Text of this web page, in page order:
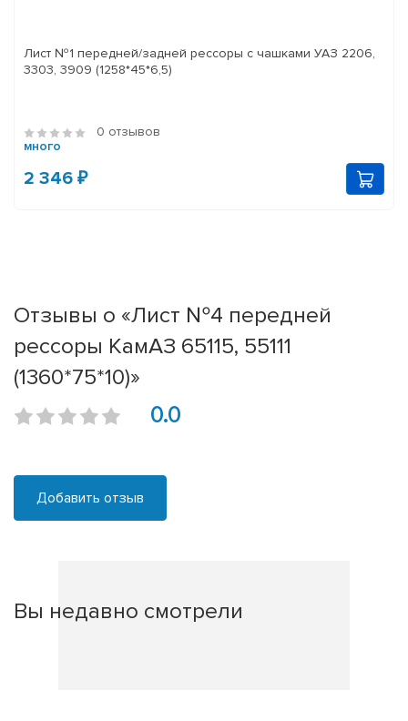
Лист №1 передней/задней рессоры с чашками УАЗ 2206,
3303, 3909 (1258*45*6,5)
0 отзывов
много
2 346 ₽
Отзывы о «Лист №4 передней
рессоры КамАЗ 65115, 55111
(1360*75*10)»
0.0
Добавить отзыв
Вы недавно смотрели